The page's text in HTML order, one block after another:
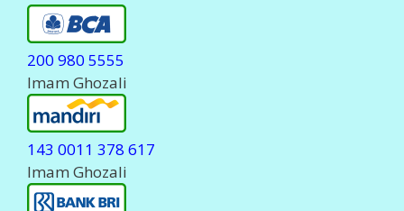
200 980 5555
Imam Ghozali
143 0011 378 617
Imam Ghozali